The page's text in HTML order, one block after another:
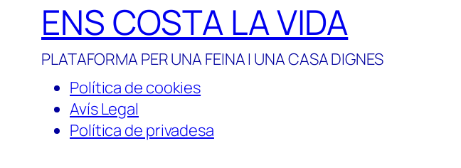
ENS COSTA LA VIDA
PLATAFORMA PER UNA FEINA I UNA CASA DIGNES
Política de cookies
Avís Legal
Política de privadesa